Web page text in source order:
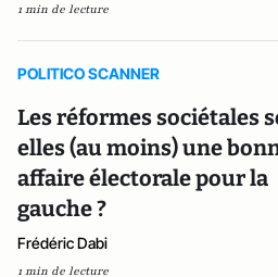
1 min de lecture
POLITICO SCANNER
Les réformes sociétales
elles (au moins) une
affaire électorale pour la
gauche ?
Frédéric Dabi
1 min de lecture